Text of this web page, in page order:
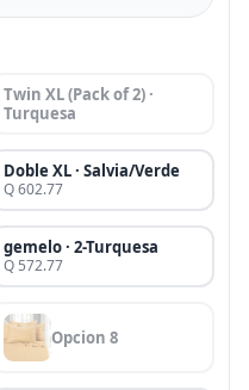
Twin XL (Pack of 2) ·
Turquesa
Doble XL · Salvia/Verde
Q 602.77
gemelo · 2-Turquesa
Q 572.77
Opcion 8